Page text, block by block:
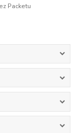
Packetu